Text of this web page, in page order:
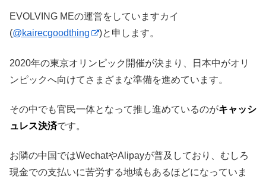
EVOLVING MEの運営をしていますカイ
(@kairecgoodthing )と申します。
2020年の東京オリンピック開催が決まり、日本中がオリ
ンピックへ向けてさまざまな準備を進めています。
その中でも官民一体となって推し進めているのがキャッシ
ュレス決済です。
お隣の中国ではWechatやAlipayが普及しており、むしろ
現金での支払いに苦労する地域もあるほどになっていま